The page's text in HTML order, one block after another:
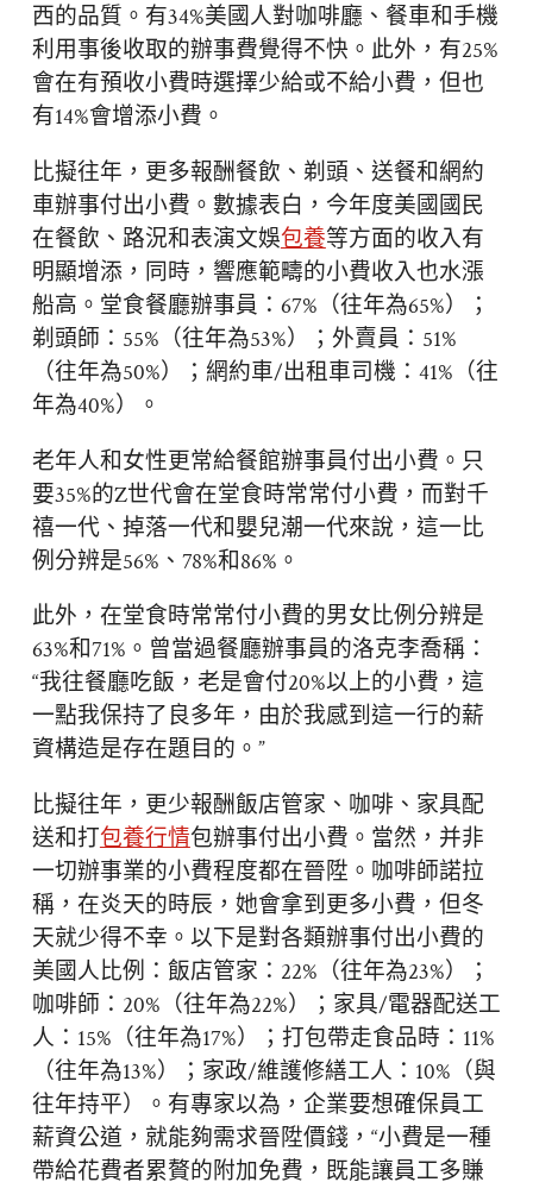
西的品質。有34%美國人對咖啡廳、餐車和手機
利用事後收取的辦事費覺得不快。此外，有25%
會在有預收小費時選擇少給或不給小費，但也
有14%會增添小費。
比擬往年，更多報酬餐飲、剃頭、送餐和網約
車辦事付出小費。數據表白，今年度美國國民
在餐飲、路況和表演文娛包養等方面的收入有
明顯增添，同時，響應範疇的小費收入也水漲
船高。堂食餐廳辦事員：67%（往年為65%）；
剃頭師：55%（往年為53%）；外賣員：51%
（往年為50%）；網約車/出租車司機：41%（往
年為40%）。
老年人和女性更常給餐館辦事員付出小費。只
要35%的Z世代會在堂食時常常付小費，而對千
禧一代、掉落一代和嬰兒潮一代來說，這一比
例分辨是56%、78%和86%。
此外，在堂食時常常付小費的男女比例分辨是
63%和71%。曾當過餐廳辦事員的洛克李喬稱：
“我往餐廳吃飯，老是會付20%以上的小費，這
一點我保持了良多年，由於我感到這一行的薪
資構造是存在題目的。”
比擬往年，更少報酬飯店管家、咖啡、家具配
送和打包養行情包辦事付出小費。當然，并非
一切辦事業的小費程度都在晉陞。咖啡師諾拉
稱，在炎天的時辰，她會拿到更多小費，但冬
天就少得不幸。以下是對各類辦事付出小費的
美國人比例：飯店管家：22%（往年為23%）；
咖啡師：20%（往年為22%）；家具/電器配送工
人：15%（往年為17%）；打包帶走食品時：11%
（往年為13%）；家政/維護修繕工人：10%（與
往年持平）。有專家以為，企業要想確保員工
薪資公道，就能夠需求晉陞價錢，“小費是一種
帶給花費者累贅的附加免費，既能讓員工多賺